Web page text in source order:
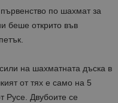
по шахмат за
беше открито във
на шахматната дъска в
от тях е само на 5
Русе. Двубоите се